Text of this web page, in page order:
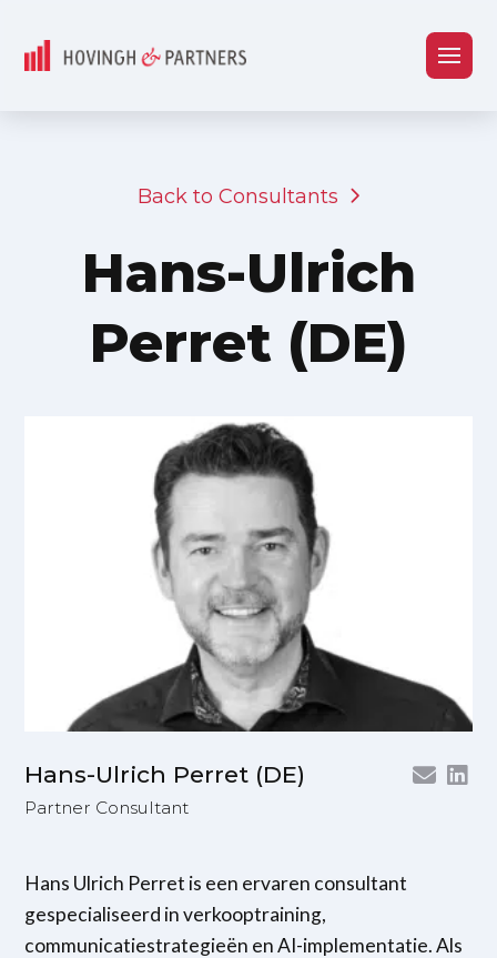
Back to Consultants
Hans-Ulrich
Perret (DE)
Hans-Ulrich Perret (DE)
Partner Consultant
Hans Ulrich Perret is een ervaren consultant
gespecialiseerd in verkooptraining,
communicatiestrategieën en AI-implementatie. Als